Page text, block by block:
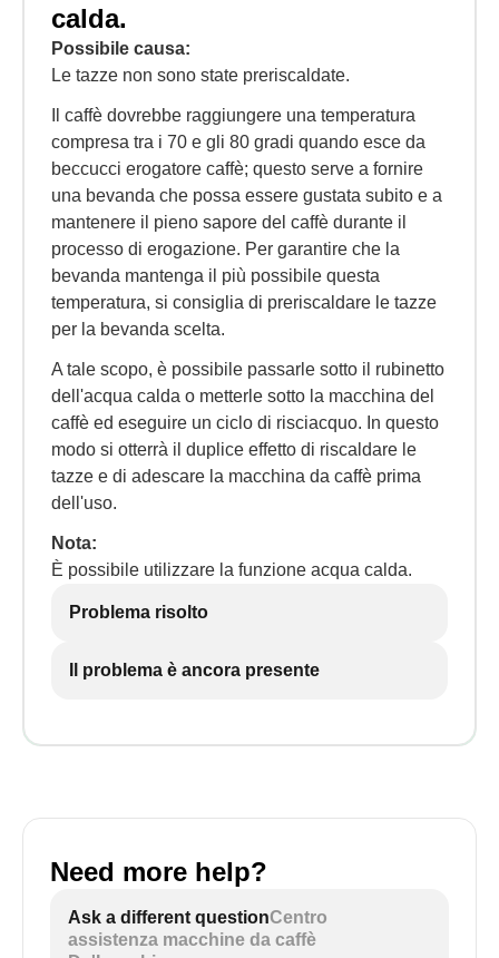
calda.
Possibile causa:
Le tazze non sono state preriscaldate.
Il caffè dovrebbe raggiungere una temperatura
compresa tra i 70 e gli 80 gradi quando esce da
beccucci erogatore caffè; questo serve a fornire
una bevanda che possa essere gustata subito e a
mantenere il pieno sapore del caffè durante il
processo di erogazione. Per garantire che la
bevanda mantenga il più possibile questa
temperatura, si consiglia di preriscaldare le tazze
per la bevanda scelta.
A tale scopo, è possibile passarle sotto il rubinetto
dell'acqua calda o metterle sotto la macchina del
caffè ed eseguire un ciclo di risciacquo. In questo
modo si otterrà il duplice effetto di riscaldare le
tazze e di adescare la macchina da caffè prima
dell'uso.
Nota:
È possibile utilizzare la funzione acqua calda.
Problema risolto
Il problema è ancora presente
Need more help?
Ask a different questionCentro
assistenza macchine da caffè